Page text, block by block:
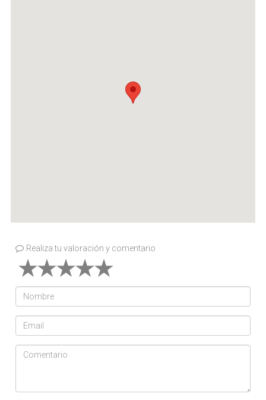
Realiza tu valoración y comentario